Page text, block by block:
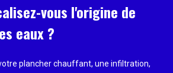
vous l'origine de
eaux ?
plancher chauffant, une infiltration,